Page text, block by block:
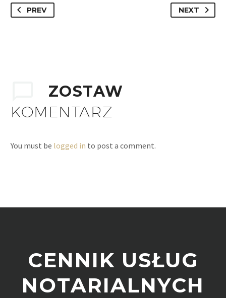
PREV NEXT
ZOSTAW
KOMENTARZ
You must be logged in to post a comment.
CENNIK USŁUG
NOTARIALNYCH